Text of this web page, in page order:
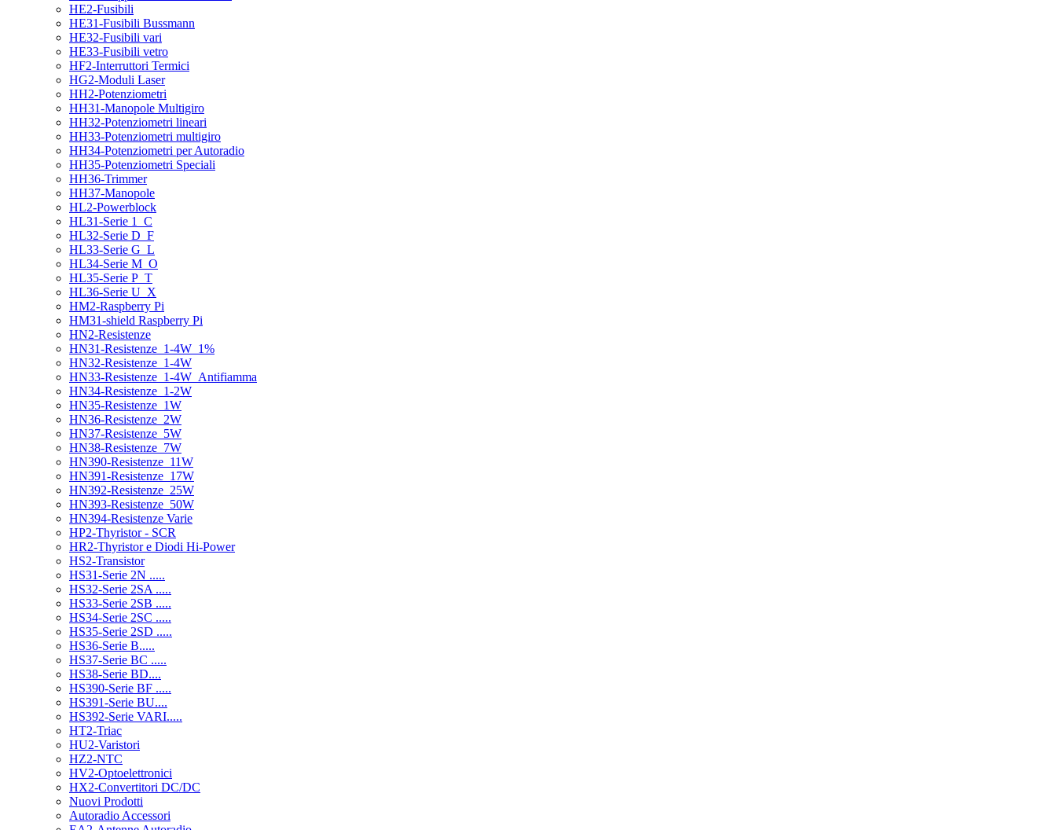
HE2-Fusibili
HE31-Fusibili Bussmann
HE32-Fusibili vari
HE33-Fusibili vetro
HF2-Interruttori Termici
HG2-Moduli Laser
HH2-Potenziometri
HH31-Manopole Multigiro
HH32-Potenziometri lineari
HH33-Potenziometri multigiro
HH34-Potenziometri per Autoradio
HH35-Potenziometri Speciali
HH36-Trimmer
HH37-Manopole
HL2-Powerblock
HL31-Serie 1_C
HL32-Serie D_F
HL33-Serie G_L
HL34-Serie M_O
HL35-Serie P_T
HL36-Serie U_X
HM2-Raspberry Pi
HM31-shield Raspberry Pi
HN2-Resistenze
HN31-Resistenze_1-4W_1%
HN32-Resistenze_1-4W
HN33-Resistenze_1-4W_Antifiamma
HN34-Resistenze_1-2W
HN35-Resistenze_1W
HN36-Resistenze_2W
HN37-Resistenze_5W
HN38-Resistenze_7W
HN390-Resistenze_11W
HN391-Resistenze_17W
HN392-Resistenze_25W
HN393-Resistenze_50W
HN394-Resistenze Varie
HP2-Thyristor - SCR
HR2-Thyristor e Diodi Hi-Power
HS2-Transistor
HS31-Serie 2N .....
HS32-Serie 2SA .....
HS33-Serie 2SB .....
HS34-Serie 2SC .....
HS35-Serie 2SD .....
HS36-Serie B.....
HS37-Serie BC .....
HS38-Serie BD....
HS390-Serie BF .....
HS391-Serie BU....
HS392-Serie VARI.....
HT2-Triac
HU2-Varistori
HZ2-NTC
HV2-Optoelettronici
HX2-Convertitori DC/DC
Nuovi Prodotti
Autoradio Accessori